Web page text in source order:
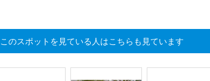
このスポットを見ている人はこちらも見ています